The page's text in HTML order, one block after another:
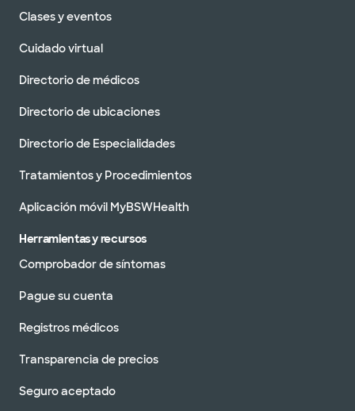
Clases y eventos
Cuidado virtual
Directorio de médicos
Directorio de ubicaciones
Directorio de Especialidades
Tratamientos y Procedimientos
Aplicación móvil MyBSWHealth
Herramientas y recursos
Comprobador de síntomas
Pague su cuenta
Registros médicos
Transparencia de precios
Seguro aceptado